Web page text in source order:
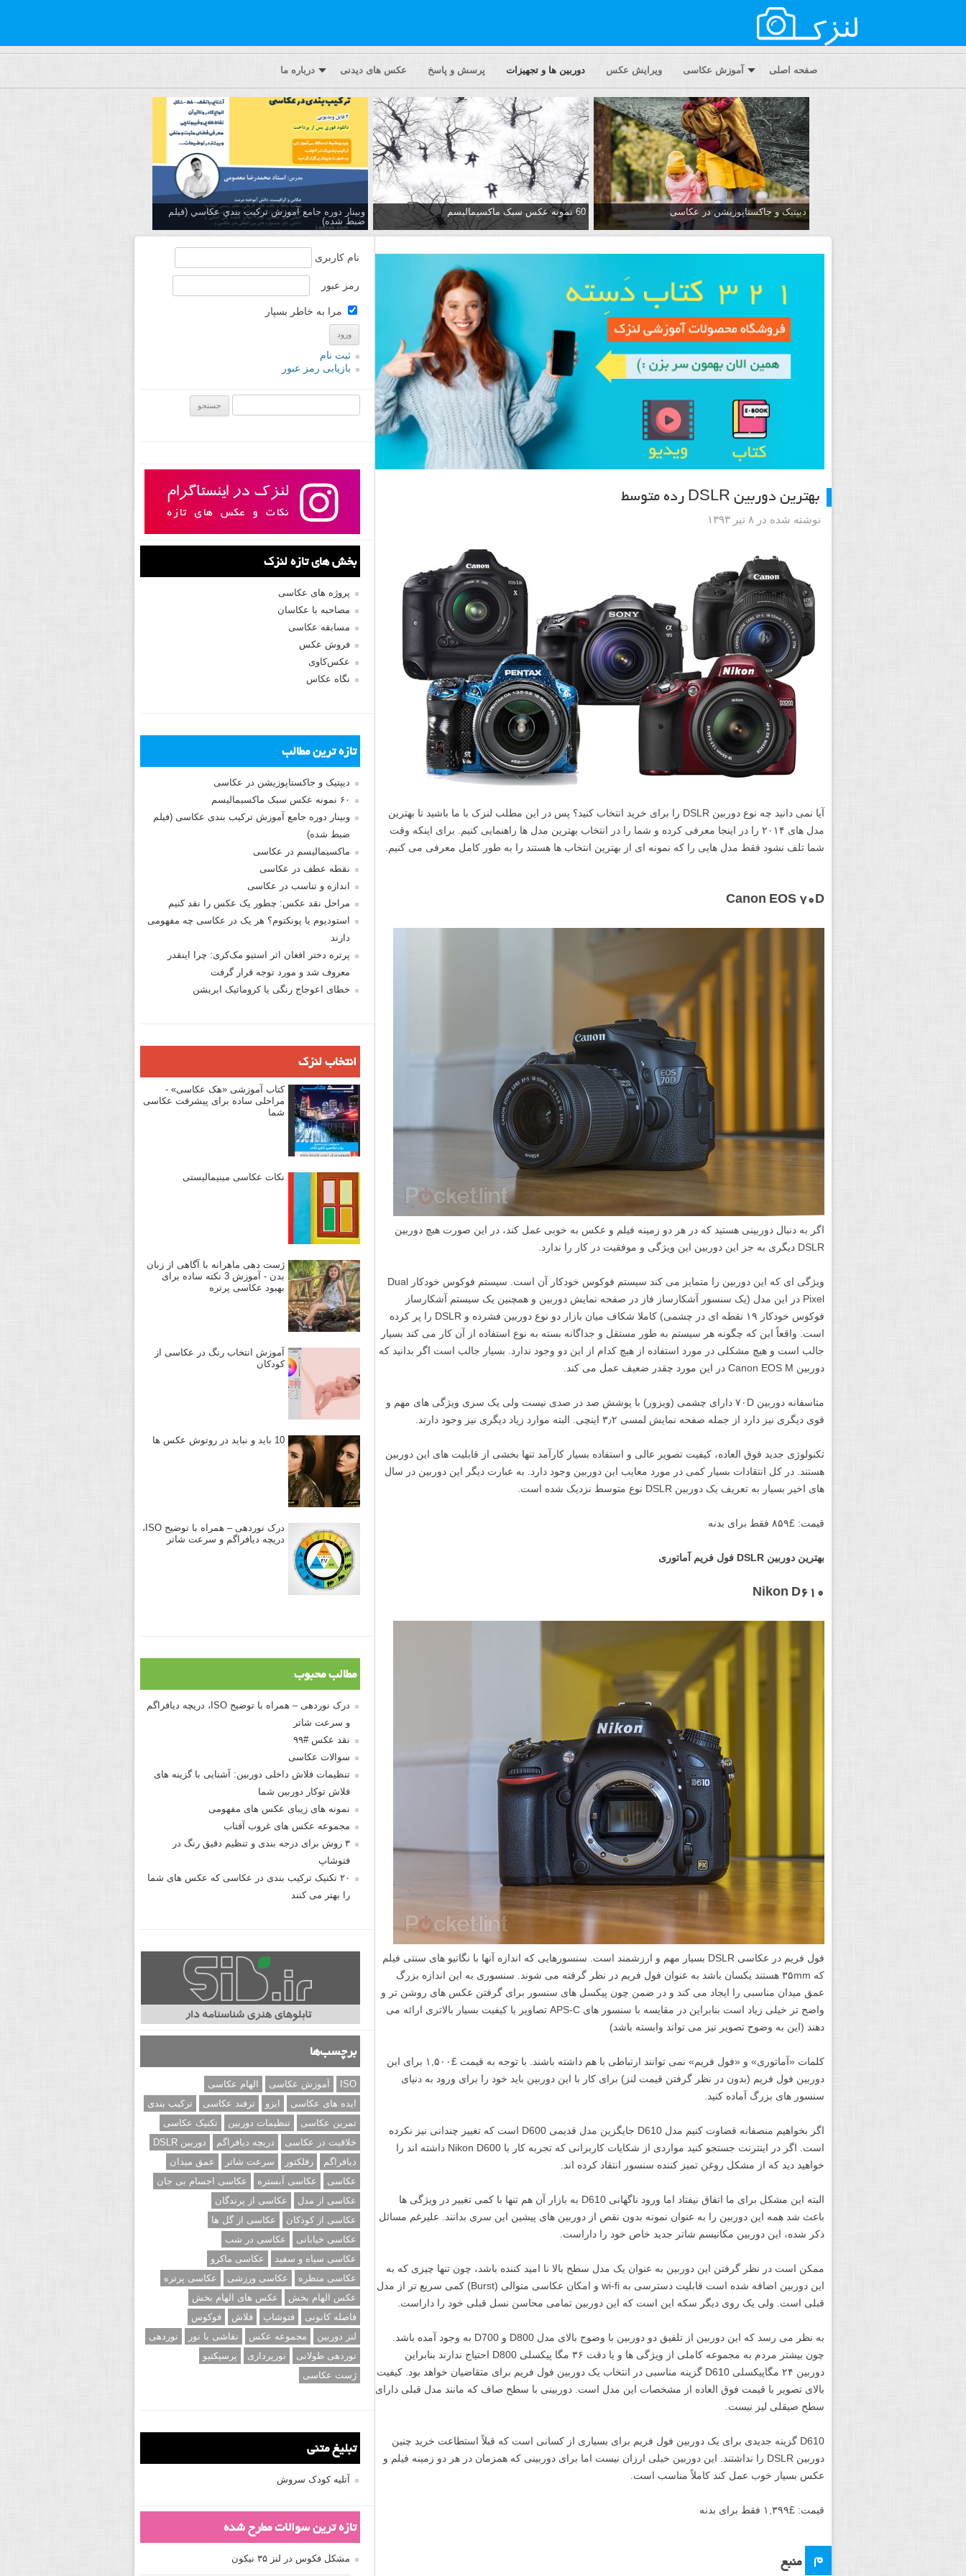
صفحه اصلی آموزش عکاسی ویرایش عکس دوربین ها و تجهیزات پرسش و پاسخ عکس های دیدنی درباره ما
دیپتیک و جاکستا‌پوزیشن در عکاسی 60 نمونه عکس سبک ماکسیمالیسم
وبینار دوره جامع آموزش تركيب بندي عكاسي (فیلم
ضبط شده)
بهترین دوربین DSLR رده متوسط
نوشته شده در ۸ تیر ۱۳۹۳
آیا نمی دانید چه نوع دوربین DSLR را برای خرید انتخاب کنید؟ پس در این مطلب لنزک با ما باشید تا بهترین
مدل های ۲۰۱۴ را در اینجا معرفی کرده و شما را در انتخاب بهترین مدل ها راهنمایی کنیم. برای اینکه وقت
شما تلف نشود فقط مدل هایی را که نمونه ای از بهترین انتخاب ها هستند را به طور کامل معرفی می کنیم.
Canon EOS 70D
اگر به دنبال دوربینی هستید که در هر دو زمینه فیلم و عکس به خوبی عمل کند، در این صورت هیچ دوربین
DSLR دیگری به جز این دوربین این ویژگی و موفقیت در کار را ندارد.
ویژگی ای که این دوربین را متمایز می کند سیستم فوکوس خودکار آن است. سیستم فوکوس خودکار Dual
Pixel در این مدل (یک سنسور آشکارساز فاز در صفحه نمایش دوربین و همچنین یک سیستم آشکارساز
فوکوس خودکار ۱۹ نقطه ای در چشمی) کاملا شکاف میان بازار دو نوع دوربین فشرده و DSLR را پر کرده
است. واقعاً این که چگونه هر سیستم به طور مستقل و جداگانه بسته به نوع استفاده از آن کار می کند بسیار
جالب است و هیچ مشکلی در مورد استفاده از هیچ کدام از این دو وجود ندارد. بسیار جالب است اگر بدانید که
دوربین Canon EOS M در این مورد چقدر ضعیف عمل می کند.
متاسفانه دوربین ۷۰D دارای چشمی (ویزور) با پوشش صد در صدی نیست ولی یک سری ویژگی های مهم و
قوی دیگری نیز دارد از جمله صفحه نمایش لمسی ۳٫۲ اینچی. البته موارد زیاد دیگری نیز وجود دارند.
تکنولوژی جدید فوق العاده، کیفیت تصویر عالی و استفاده بسیار کارآمد تنها بخشی از قابلیت های این دوربین
هستند. در کل انتقادات بسیار کمی در مورد معایب این دوربین وجود دارد. به عبارت دیگر این دوربین در سال
های اخیر بسیار به تعریف یک دوربین DSLR نوع متوسط نزدیک شده است.
قیمت: £۸۵۹ فقط برای بدنه
بهترین دوربین DSLR فول فریم آماتوری
Nikon D610
فول فریم در عکاسی DSLR بسیار مهم و ارزشمند است. سنسورهایی که اندازه آنها با نگاتیو های سنتی فیلم
که ۳۵mm هستند یکسان باشد به عنوان فول فریم در نظر گرفته می شوند. سنسوری به این اندازه بزرگ
عمق میدان مناسبی را ایجاد می کند و در ضمن چون پیکسل های سنسور برای گرفتن عکس های روشن تر و
واضح تر خیلی زیاد است بنابراین در مقایسه با سنسور های APS-C تصاویر با کیفیت بسیار بالاتری ارائه می
دهند (این به وضوح تصویر نیز می تواند وابسته باشد)
کلمات «آماتوری» و «فول فریم» نمی توانند ارتباطی با هم داشته باشند. با توجه به قیمت £۱,۵۰۰ برای این
دوربین فول فریم (بدون در نظر گرفتن قیمت لنز) برای کار با این دوربین باید خود را برای ورود به دنیای
سنسور های بزرگ آماده کنید.
اگر بخواهیم منصفانه قضاوت کنیم مدل D610 جایگزین مدل قدیمی D600 است که تغییر چندانی نیز نکرده
است. اگر در اینترنت جستجو کنید مواردی از شکایات کاربرانی که تجربه کار با Nikon D600 داشته اند را
خواهید دید که از مشکل روغن تمیز کننده سنسور انتقاد کرده اند.
البته این مشکل برای ما اتفاق نیفتاد اما ورود ناگهانی D610 به بازار آن هم تنها با کمی تغییر در ویژگی ها
باعث شد همه این دوربین را به عنوان نمونه بدون نقص از دوربین های پیشین این سری بدانند. علیرغم مسائل
ذکر شده، این دوربین مکانیسم شاتر جدید خاص خود را داراست.
ممکن است در نظر گرفتن این دوربین به عنوان یک مدل سطح بالا نا امید کننده باشد، چون تنها چیزی که به
این دوربین اضافه شده است قابلیت دسترسی به wi-fi و امکان عکاسی متوالی (Burst) کمی سریع تر از مدل
قبلی است. ولی یک روی دیگر سکه این است که این دوربین تمامی محاسن نسل قبلی خود را داراست.
به نظر می رسد که این دوربین از تلفیق دو دوربین با وضوح بالای مدل D800 و D700 به وجود آمده باشد.
چون بیشتر مردم به مجموعه کاملی از ویژگی ها و یا دقت ۳۶ مگا پیکسلی D800 احتیاج ندارند بنابراین
دوربین ۲۴ مگاپیکسلی D610 گزینه مناسبی در انتخاب یک دوربین فول فریم برای متقاضیان خواهد بود. کیفیت
بالای تصویر با قیمت فوق العاده از مشخصات این مدل است. دوربینی با سطح صاف که مانند مدل قبلی دارای
سطح صیقلی لیز نیست.
D610 گزینه جدیدی برای یک دوربین فول فریم برای بسیاری از کسانی است که قبلاً استطاعت خرید چنین
دوربین DSLR را نداشتند. این دوربین خیلی ارزان نیست اما برای دوربینی که همزمان در هر دو زمینه فیلم و
عکس بسیار خوب عمل کند کاملاً مناسب است.
قیمت: £۱,۳۹۹ فقط برای بدنه
م منبع
نام کاربری
رمز عبور
مرا به خاطر بسپار
ثبت نام
بازیابی رمز عبور
بخش های تازه لنزک
پروژه های عکاسی
مصاحبه با عکاسان
مسابقه عکاسی
فروش عکس
عکس‌کاوی
نگاه عکاس
تازه ترین مطالب
دیپتیک و جاکستا‌پوزیشن در عکاسی
۶۰ نمونه عکس سبک ماکسیمالیسم
وبینار دوره جامع آموزش ترکیب بندی عکاسی (فیلم
ضبط شده)
ماکسیمالیسم در عکاسی
نقطه عطف در عکاسی
اندازه و تناسب در عکاسی
مراحل نقد عکس: چطور یک عکس را نقد کنیم
استودیوم یا پونکتوم؟ هر یک در عکاسی چه مفهومی
دارند
پرتره دختر افغان اثر استیو مک‌کری: چرا اینقدر
معروف شد و مورد توجه قرار گرفت
خطای اعوجاج رنگی یا کروماتیک ابریشن
انتخاب لنزک
کتاب آموزشی «هک عکاسی» -
مراحلی ساده برای پیشرفت عکاسی
شما
نکات عکاسی مینیمالیستی
ژست دهی ماهرانه با آگاهی از زبان
بدن - آموزش 3 نکته ساده برای
بهبود عکاسی پرتره
آموزش انتخاب رنگ در عکاسی از
کودکان
10 باید و نباید در روتوش عکس ها
درک نوردهی – همراه با توضیح ISO،
دریچه دیافراگم و سرعت شاتر
مطالب محبوب
درک نوردهی – همراه با توضیح ISO، دریچه دیافراگم
و سرعت شاتر
نقد عکس #۹۹
سوالات عکاسی
تنظیمات فلاش داخلی دوربین: آشنایی با گزینه های
فلاش توکار دوربین شما
نمونه های زیبای عکس های مفهومی
مجموعه عکس های غروب آفتاب
۳ روش برای درجه بندی و تنظیم دقیق رنگ در
فتوشاپ
۲۰ تکنیک ترکیب بندی در عکاسی که عکس های شما
را بهتر می کنند
برچسب‌ها
ISO آموزش عکاسی
الهام عکاسی
ایده های عکاسی
ایزو ترفند عکاسی
ترکیب بندی
تمرین عکاسی
تنظیمات دوربین
تکنیک عکاسی
خلاقیت در عکاسی
دریچه دیافراگم
دوربین DSLR
دیافراگم
رفلکتور سرعت شاتر
عمق میدان
عکاسی
عکاسی آبستره
عکاسی اجسام بی جان
عکاسی از مدل
عکاسی از پرندگان
عکاسی از کودکان
عکاسی از گل ها
عکاسی خیابانی
عکاسی در شب
عکاسی سیاه و سفید
عکاسی ماکرو
عکاسی منظره
عکاسی ورزشی
عکاسی پرتره
عکس الهام بخش
عکس های الهام بخش
فاصله کانونی
فتوشاپ فلاش
فوکوس
لنز دوربین
مجموعه عکس نقاشی با نور
نوردهی
نوردهی طولانی
نورپردازی
پرسپکتیو
ژست عکاسی
تبلیغ متنی
آتلیه کودک سروش
تازه ترین سوالات مطرح شده
مشکل فکوس در لنز ۳۵ نیکون